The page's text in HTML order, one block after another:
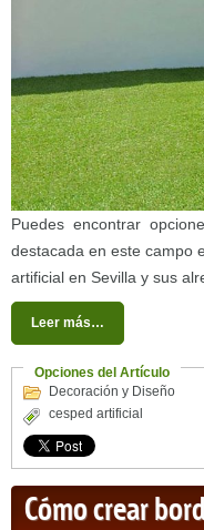
Puedes encontrar
destacada en este campo
artificial en Sevilla y sus
Leer más…
Opciones del Artículo
Decoración y Diseño
cesped artificial
Cómo crear